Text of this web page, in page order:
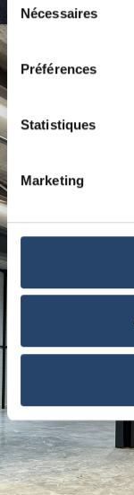
consentement
Nécessaires
Préférences
Statistiques
Marketing